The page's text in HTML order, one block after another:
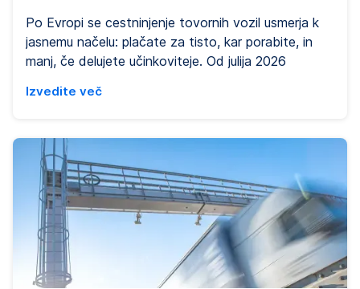
Po Evropi se cestninjenje tovornih vozil usmerja k
jasnemu načelu: plačate za tisto, kar porabite, in
manj, če delujete učinkoviteje. Od julija 2026
podlagi prevoženih kilometrov, s čimer se usklajuje s
Belgiji. Pred julijem je bila to ena redkih evropskih
držav, ki na večini svojih avtocest ni imela
cestninjenja na podlagi razdalje. Za prevozniška
podjetja to pomeni pomemben razvoj. Stroški
cestnin za tovorna vozila niso več fiksni
administrativni strošek, temveč dejavnik, ki je
neposredno povezan z načinom uporabe vozil, kar
ustvarja nove priložnosti za optimizacijo poti,
Izvedite več